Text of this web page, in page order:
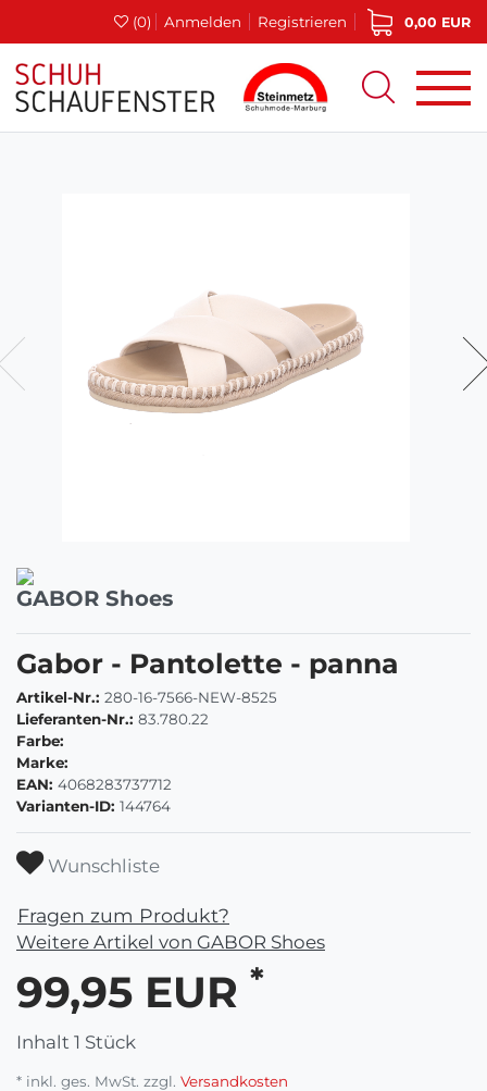
(0) Anmelden Registrieren 0,00 EUR
GABOR Shoes
Gabor - Pantolette - panna
Artikel-Nr.: 280-16-7566-NEW-8525
Lieferanten-Nr.: 83.780.22
Farbe:
Marke:
EAN: 4068283737712
Varianten-ID: 144764
Wunschliste
Fragen zum Produkt?
Weitere Artikel von GABOR Shoes
99,95 EUR *
Inhalt 1 Stück
* inkl. ges. MwSt. zzgl. Versandkosten